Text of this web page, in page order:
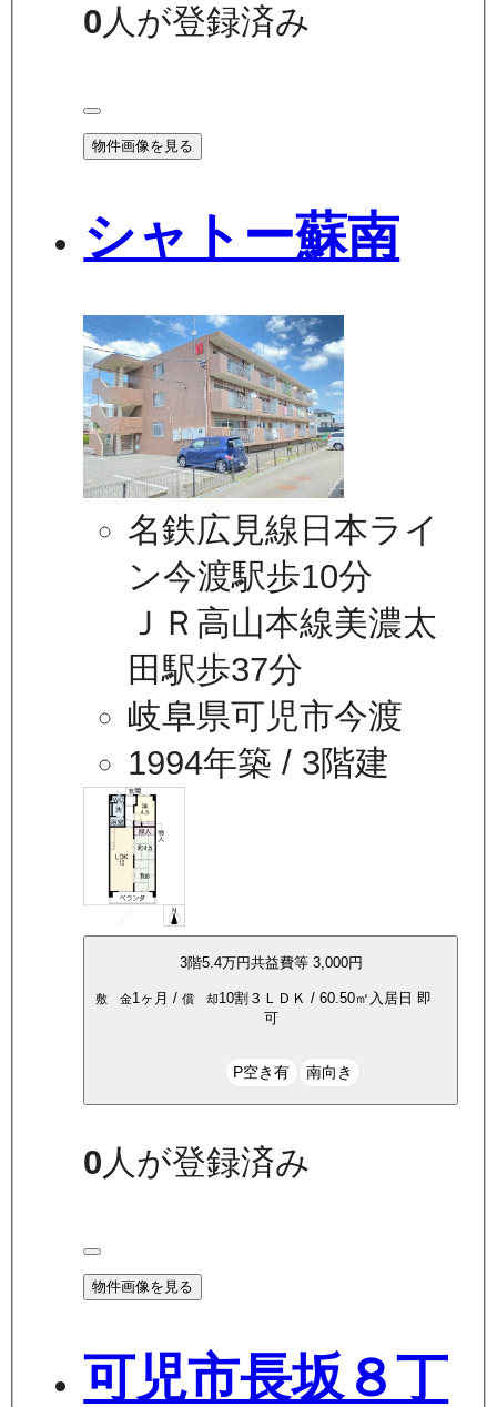
0 人が登録済み
物件画像を見る
シャトー蘇南
名鉄広見線日本ライ
ン今渡駅歩10分
ＪＲ高山本線美濃太
田駅歩37分
岐阜県可児市今渡
1994年築 / 3階建
3階5.4万円共益費等 3,000円
敷 金1ヶ月 / 償 却10割 ３ＬＤＫ / 60.50㎡ 入居日 即
可
P空き有 南向き
0人が登録済み
物件画像を見る
可児市長坂８丁